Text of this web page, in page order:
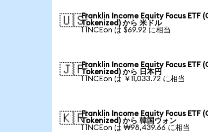
🇺🇸Franklin Income Equity Focus ETF
Tokenized) から 米ドル
1 INCEon は $69.92 に相当
🇯🇵Franklin Income Equity Focus ETF
Tokenized) から 日本円
1 INCEon は ￥11,033.72 に相当
🇰🇷Franklin Income Equity Focus ETF
Tokenized) から 韓国ウォン
1 INCEon は ₩98,439.66 に相当